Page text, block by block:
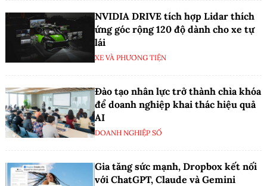
NVIDIA DRIVE tích hợp Lidar thích
ứng góc rộng 120 độ dành cho xe tự
lái
XE VÀ PHƯƠNG TIỆN
Đào tạo nhân lực trở thành chìa khóa
để doanh nghiệp khai thác hiệu quả
AI
DOANH NGHIỆP SỐ
Gia tăng sức mạnh, Dropbox kết nối
với ChatGPT, Claude và Gemini